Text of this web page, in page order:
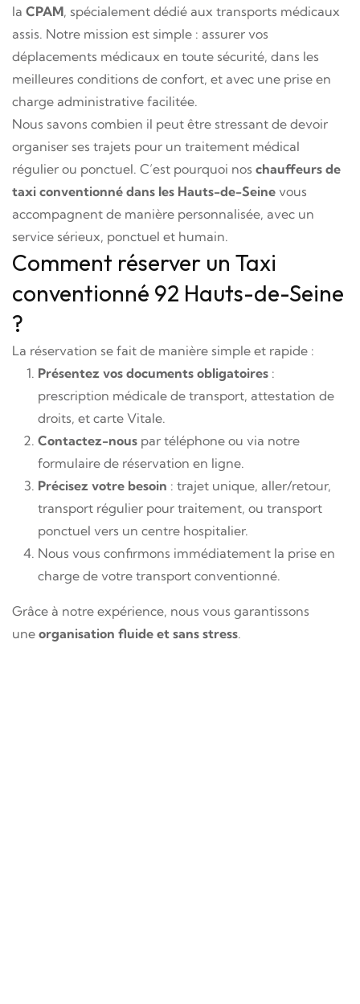
la CPAM, spécialement dédié aux transports médicaux
assis. Notre mission est simple : assurer vos
déplacements médicaux en toute sécurité, dans les
meilleures conditions de confort, et avec une prise en
charge administrative facilitée.
Nous savons combien il peut être stressant de devoir
organiser ses trajets pour un traitement médical
régulier ou ponctuel. C’est pourquoi nos chauffeurs de
taxi conventionné dans les Hauts-de-Seine vous
accompagnent de manière personnalisée, avec un
service sérieux, ponctuel et humain.
Comment réserver un Taxi
conventionné 92 Hauts-de-Seine
?
La réservation se fait de manière simple et rapide :
Présentez vos documents obligatoires :
prescription médicale de transport, attestation de
droits, et carte Vitale.
Contactez-nous par téléphone ou via notre
formulaire de réservation en ligne.
Précisez votre besoin : trajet unique, aller/retour,
transport régulier pour traitement, ou transport
ponctuel vers un centre hospitalier.
Nous vous confirmons immédiatement la prise en
charge de votre transport conventionné.
Grâce à notre expérience, nous vous garantissons
une organisation fluide et sans stress.